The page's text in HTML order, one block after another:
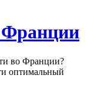
во Франции?
оптимальный